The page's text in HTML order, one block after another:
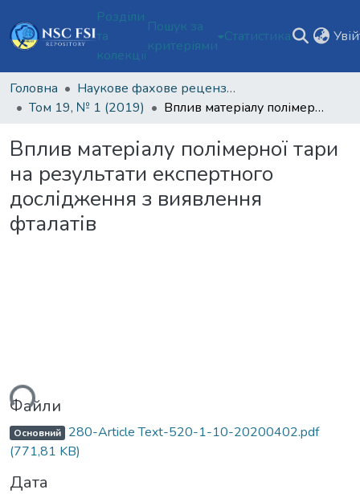
Розділи
та
колекції
Пошук за
критеріями
Статистика
Головна
Наукове фахове рецензоване видання відкритого доступу "Теорія та практика судової експертизи і криміналістики"
Том 19, № 1 (2019)
Вплив матеріалу полімерної тари на результати експертного дослідження з виявлення фталатів
Вплив матеріалу полімерної тари
на результати експертного
дослідження з виявлення
фталатів
Файли
Основний 280-Article Text-520-1-10-20200402.pdf
(771,81 KB)
Дата